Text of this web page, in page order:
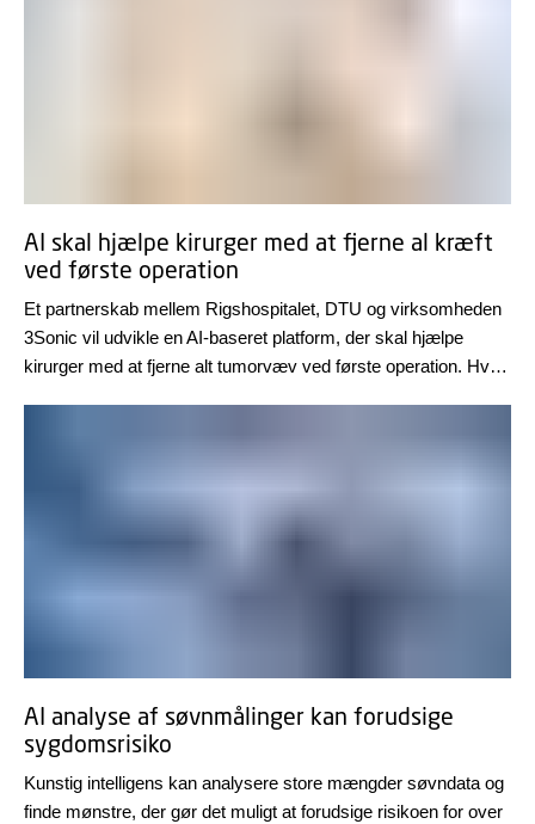
AI skal hjælpe kirurger med at fjerne al kræft
ved første operation
Et partnerskab mellem Rigshospitalet, DTU og virksomheden
3Sonic vil udvikle en AI-baseret platform, der skal hjælpe
kirurger med at fjerne alt tumorvæv ved første operation. Hvis
AI analyse af søvnmålinger kan forudsige
sygdomsrisiko
Kunstig intelligens kan analysere store mængder søvndata og
finde mønstre, der gør det muligt at forudsige risikoen for over